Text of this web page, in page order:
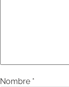
Nombre *